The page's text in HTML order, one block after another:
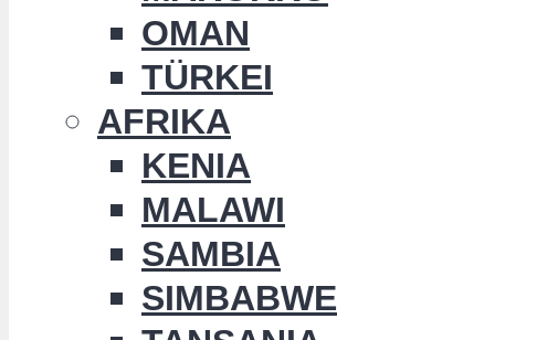
OMAN
TÜRKEI
AFRIKA
KENIA
MALAWI
SAMBIA
SIMBABWE